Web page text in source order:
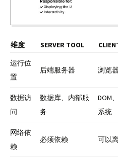
维度 SERVER TOOL
运行位
置
后端服务器 浏览
数据访
问
数据库、内部服
务
DOM
系统
网络依
赖
必须依赖 可以